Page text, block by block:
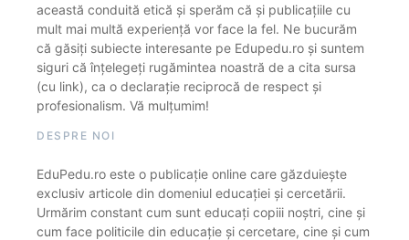
această conduită etică și sperăm că și publicațiile cu
mult mai multă experiență vor face la fel. Ne bucurăm
că găsiți subiecte interesante pe Edupedu.ro și suntem
siguri că înțelegeți rugămintea noastră de a cita sursa
(cu link), ca o declarație reciprocă de respect și
profesionalism. Vă mulțumim!
DESPRE NOI
EduPedu.ro este o publicație online care găzduiește
exclusiv articole din domeniul educației și cercetării.
Urmărim constant cum sunt educați copiii noștri, cine și
cum face politicile din educație și cercetare, cine și cum